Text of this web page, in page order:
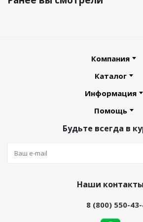
Компания
Каталог
Информация
Помощь
Будьте всегда в
Наши контакты
8 (800) 550-